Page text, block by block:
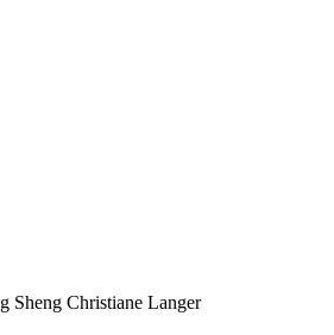
Sheng Christiane Langer